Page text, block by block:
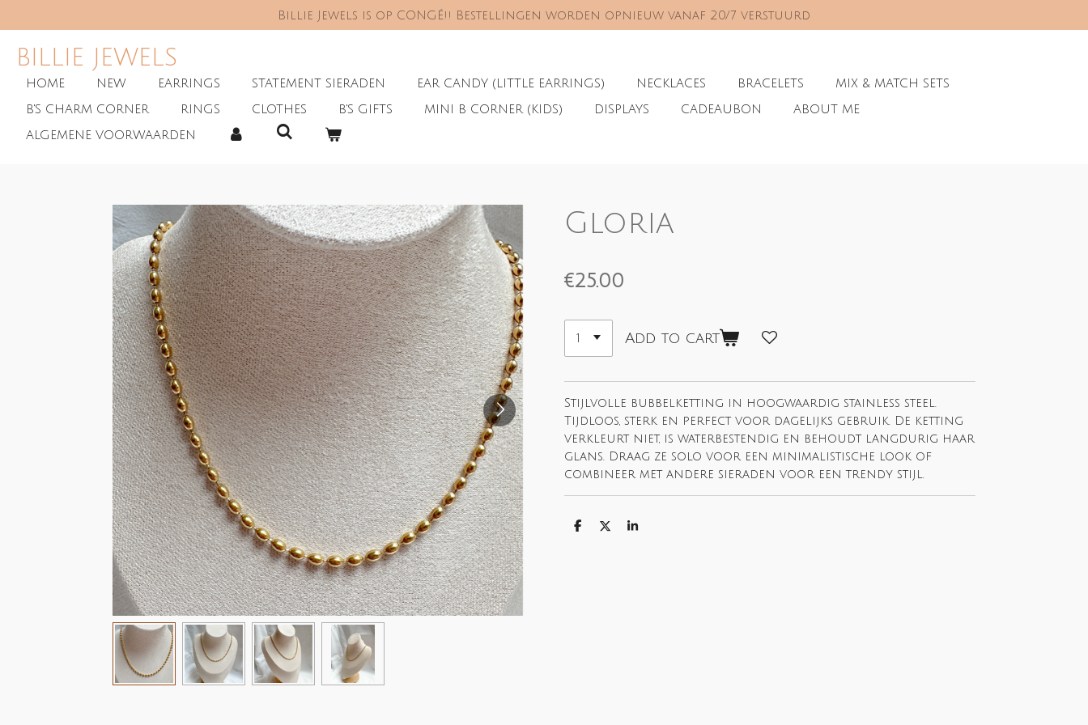
to
main
content
Billie Jewels is op CONGÉ!! Bestellingen worden opnieuw vanaf 20/7 verstuurd
BILLIE JEWELS
HOME NEW EARRINGS STATEMENT SIERADEN EAR CANDY (LITTLE EARRINGS) NECKLACES BRACELETS
MIX & MATCH SETS
B'S CHARM CORNER
RINGS CLOTHES B'S GIFTS MINI B CORNER (KIDS) DISPLAYS CADEAUBON
ABOUT ME
ALGEMENE VOORWAARDEN
Gloria
€25.00
Add to cart
Stijlvolle bubbelketting in hoogwaardig stainless steel.
Tijdloos, sterk en perfect voor dagelijks gebruik. De ketting
verkleurt niet, is waterbestendig en behoudt langdurig haar
glans. Draag ze solo voor een minimalistische look of
combineer met andere sieraden voor een trendy stijl.
S
S
S